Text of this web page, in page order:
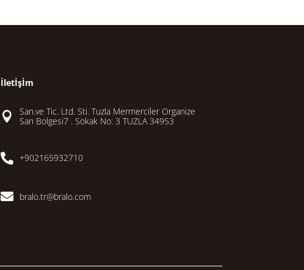
İletİşİm

San.ve Tic. Ltd. Sti. Tuzla Mermerciler Organize
San Bolgesi7 . Sokak No: 3 TUZLA 34953
 +902165932710
 bralo.tr@bralo.com